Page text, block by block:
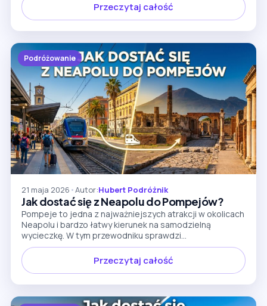
Przeczytaj całość
Podróżowanie
21 maja 2026 •Autor:Hubert Podróżnik
Jak dostać się z Neapolu do Pompejów?
Pompeje to jedna z najważniejszych atrakcji w okolicach
Neapolu i bardzo łatwy kierunek na samodzielną
wycieczkę. W tym przewodniku sprawdzi...
Przeczytaj całość